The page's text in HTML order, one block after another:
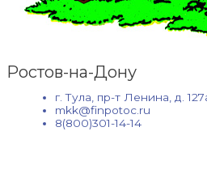
Ростов-на-Дону
г. Тула, пр-т Ленина, д.
mkk@finpotoc.ru
8(800)301-14-14